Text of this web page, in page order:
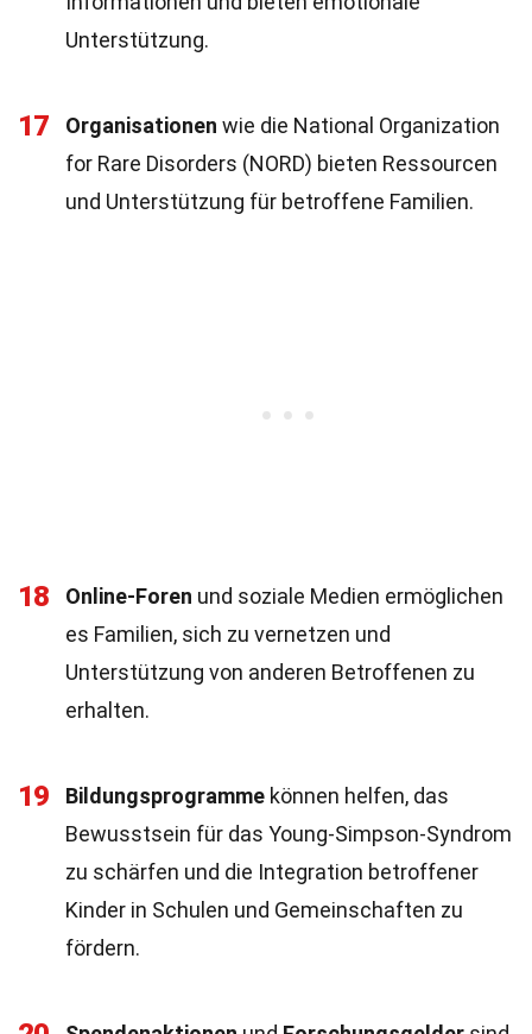
Unterstützung.
17 Organisationen wie die National Organization
for Rare Disorders (NORD) bieten Ressourcen
und Unterstützung für betroffene Familien.
18 Online-Foren und soziale Medien ermöglichen
es Familien, sich zu vernetzen und
Unterstützung von anderen Betroffenen zu
erhalten.
19 Bildungsprogramme können helfen, das
Bewusstsein für das Young-Simpson-Syndrom
zu schärfen und die Integration betroffener
Kinder in Schulen und Gemeinschaften zu
fördern.